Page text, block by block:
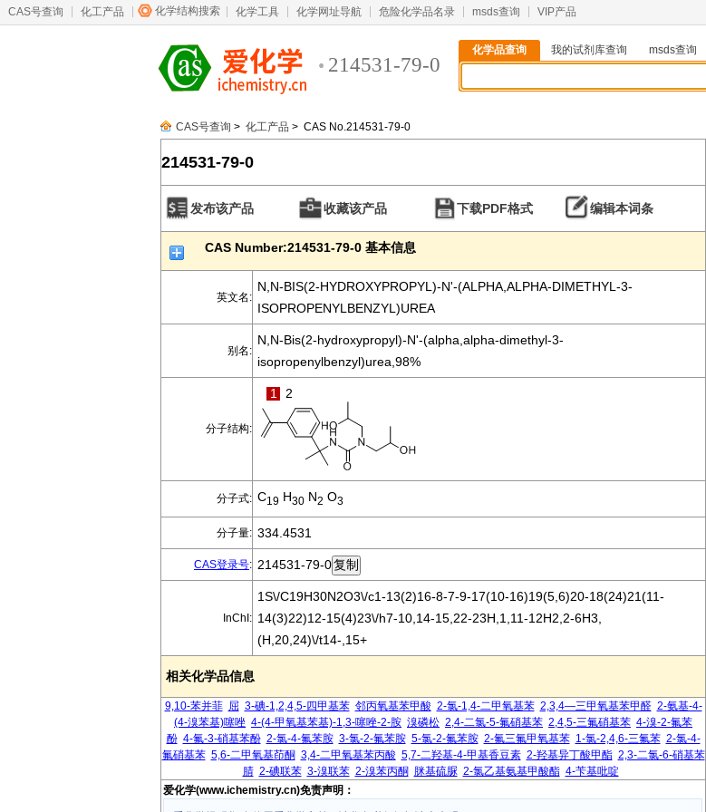
CAS号查询 化工产品 化学结构搜索 化学工具 化学网址导航 危险化学品名录 msds查询 VIP产品
214531-79-0
化学品查询 我的试剂库查询 msds查询
CAS号查询 > 化工产品 > CAS No.214531-79-0
214531-79-0
发布该产品 收藏该产品 下载PDF格式 编辑本词条
CAS Number:214531-79-0 基本信息
英文名:
N,N-BIS(2-HYDROXYPROPYL)-N'-(ALPHA,ALPHA-DIMETHYL-3-
ISOPROPENYLBENZYL)UREA
别名:
N,N-Bis(2-hydroxypropyl)-N'-(alpha,alpha-dimethyl-3-
isopropenylbenzyl)urea,98%
分子结构:
1 2
分子式: C19 H30 N2 O3
分子量: 334.4531
CAS登录号: 214531-79-0
InChI:
1S\/C19H30N2O3\/c1-13(2)16-8-7-9-17(10-16)19(5,6)20-18(24)21(11-
14(3)22)12-15(4)23\/h7-10,14-15,22-23H,1,11-12H2,2-6H3,
(H,20,24)\/t14-,15+
相关化学品信息
9,10-苯并菲 屈 3-碘-1,2,4,5-四甲基苯 邻丙氧基苯甲酸 2-氯-1,4-二甲氧基苯 2,3,4―三甲氧基苯甲醛 2-氨基-4-
(4-溴苯基)噻唑 4-(4-甲氧基苯基)-1,3-噻唑-2-胺 溴磷松 2,4-二氯-5-氟硝基苯 2,4,5-三氟硝基苯 4-溴-2-氟苯
酚 4-氟-3-硝基苯酚 2-氯-4-氟苯胺 3-氯-2-氟苯胺 5-氯-2-氟苯胺 2-氟三氟甲氧基苯 1-氯-2,4,6-三氟苯 2-氯-4-
氟硝基苯 5,6-二甲氧基茚酮 3,4-二甲氧基苯丙酸 5,7-二羟基-4-甲基香豆素 2-羟基异丁酸甲酯 2,3-二氯-6-硝基苯
腈 2-碘联苯 3-溴联苯 2-溴苯丙酮 脒基硫脲 2-氯乙基氨基甲酸酯 4-苄基吡啶
爱化学(www.ichemistry.cn)免责声明：